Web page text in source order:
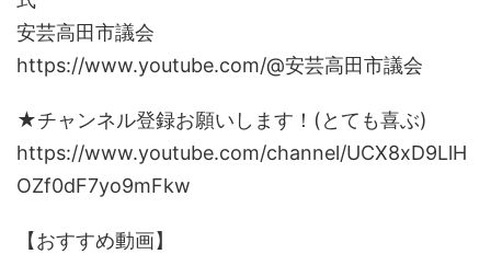
安芸高田市議会
https://www.youtube.com/@安芸高田市議会
★チャンネル登録お願いします！(とても喜ぶ)
https://www.youtube.com/channel/UCX8xD9LlH
OZf0dF7yo9mFkw
【おすすめ動画】